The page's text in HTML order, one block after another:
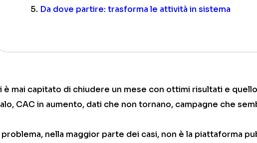
Da dove partire: trasforma le attività in sistema
è mai capitato di chiudere un mese con ottimi risultati e
CAC in aumento, dati che non tornano, campagne che
problema, nella maggior parte dei casi, non è la piattaforma